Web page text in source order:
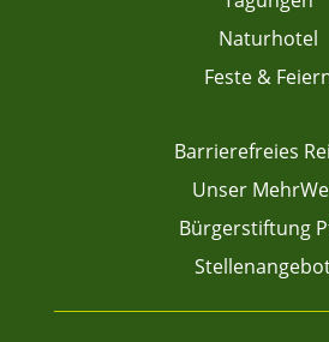
Naturhotel
Feste &
Barrierefreies
Unser
Bürgerstiftung